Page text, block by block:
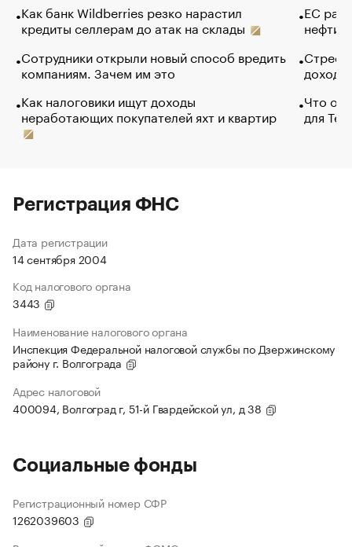
Как банк Wildberries резко нарастил
кредиты селлерам до атак на склады
Сотрудники открыли новый способ вредить
компаниям. Зачем им это
Как налоговики ищут доходы
неработающих покупателей яхт и квартир
ЕС
нефти
Что
для
Регистрация ФНС
Дата регистрации
14 сентября 2004
Код налогового органа
3443
Наименование налогового органа
Инспекция Федеральной налоговой службы по Дзержинскому
району г. Волгограда
Адрес налоговой
400094, Волгоград г, 51-й Гвардейской ул, д 38
Социальные фонды
Регистрационный номер СФР
1262039603